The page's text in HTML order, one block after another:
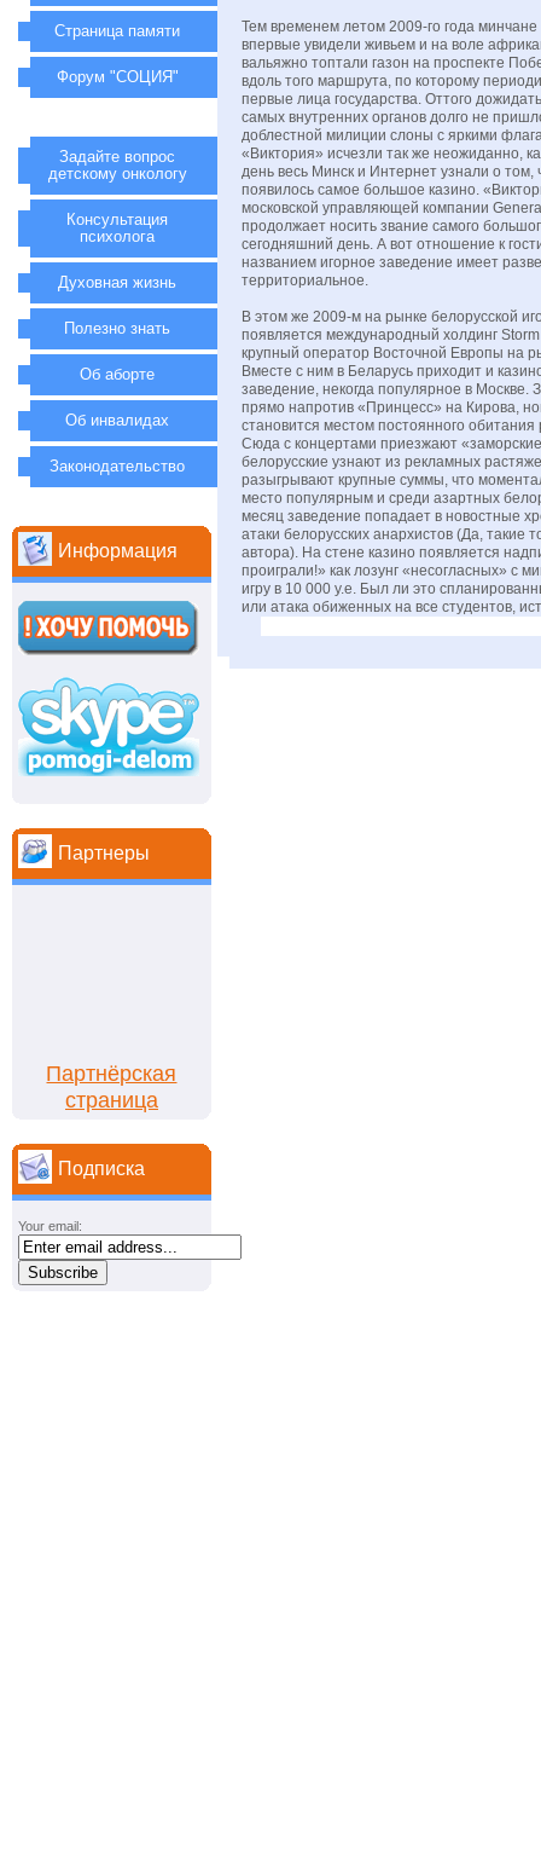
Тем временем летом 2009-го года минчане
впервые увидели живьем и на воле
вальяжно топтали газон на проспекте
вдоль того маршрута, по которому
первые лица государства. Оттого
самых внутренних органов долго не
доблестной милиции слоны с яркими
«Виктория» исчезли так же неожиданно,
день весь Минск и Интернет узнали о том,
появилось самое большое казино.
московской управляющей компании
продолжает носить звание самого
сегодняшний день. А вот отношение к
названием игорное заведение имеет
территориальное.
В этом же 2009-м на рынке белорусской
появляется международный холдинг
крупный оператор Восточной Европы на
Вместе с ним в Беларусь приходит и
заведение, некогда популярное в Москве.
прямо напротив «Принцесс» на Кирова,
становится местом постоянного обитания
Сюда с концертами приезжают
белорусские узнают из рекламных
разыгрывают крупные суммы, что
место популярным и среди азартных
месяц заведение попадает в новостные
атаки белорусских анархистов (Да, такие
автора). На стене казино появляется
проиграли!» как лозунг «несогласных» с
игру в 10 000 у.е. Был ли это
или атака обиженных на все студентов,
Страница памяти
Форум "СОЦИЯ"
Задайте вопрос
детскому онкологу
Консультация
психолога
Духовная жизнь
Полезно знать
Об аборте
Об инвалидах
Законодательство
Информация
Партнеры
Партнёрская
страница
Подписка
Your email: